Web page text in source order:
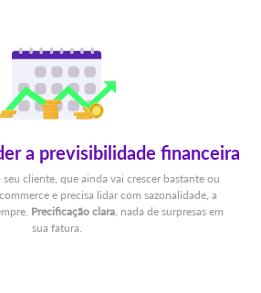
a previsibilidade financeira
cliente, que ainda vai crescer bastante ou
e precisa lidar com sazonalidade, a
Precificação clara, nada de surpresas em
sua fatura.